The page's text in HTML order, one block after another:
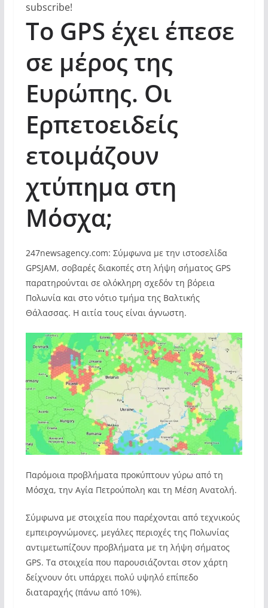
subscribe!
Το GPS έχει έπεσε
σε μέρος της
Ευρώπης. Οι
Ερπετοειδείς
ετοιμάζουν
χτύπημα στη
Μόσχα;
247newsagency.com: Σύμφωνα με την ιστοσελίδα
GPSJAM, σοβαρές διακοπές στη λήψη σήματος GPS
παρατηρούνται σε ολόκληρη σχεδόν τη βόρεια
Πολωνία και στο νότιο τμήμα της Βαλτικής
Θάλασσας. Η αιτία τους είναι άγνωστη.
Παρόμοια προβλήματα προκύπτουν γύρω από τη
Μόσχα, την Αγία Πετρούπολη και τη Μέση Ανατολή.
Σύμφωνα με στοιχεία που παρέχονται από τεχνικούς
εμπειρογνώμονες, μεγάλες περιοχές της Πολωνίας
αντιμετωπίζουν προβλήματα με τη λήψη σήματος
GPS. Τα στοιχεία που παρουσιάζονται στον χάρτη
δείχνουν ότι υπάρχει πολύ υψηλό επίπεδο
διαταραχής (πάνω από 10%).